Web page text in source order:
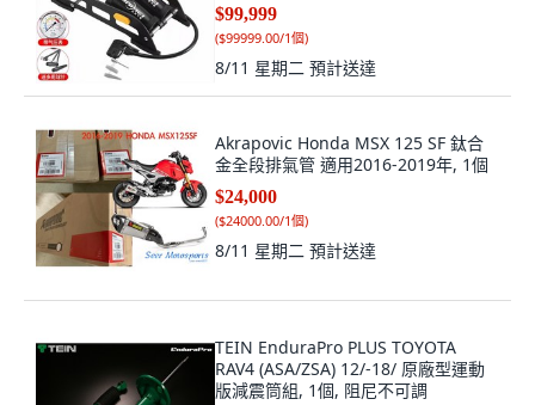
$99,999
($99999.00/1個)
8/11 星期二 預計送達
Akrapovic Honda MSX 125 SF 鈦合
金全段排氣管 適用2016-2019年, 1個
$24,000
($24000.00/1個)
8/11 星期二 預計送達
TEIN EnduraPro PLUS TOYOTA
RAV4 (ASA/ZSA) 12/-18/ 原廠型運動
版減震筒組, 1個, 阻尼不可調